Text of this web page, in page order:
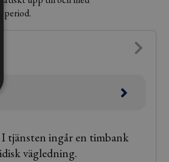
period.
tjänsten ingår en timbank
vägledning.